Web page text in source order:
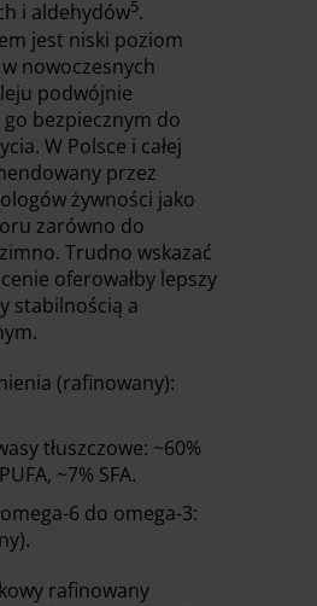
i aldehydów5.
jest niski poziom
nowoczesnych
podwójnie
bezpiecznym do
W Polsce i całej
przez
żywności jako
zarówno do
Trudno wskazać
oferowałby lepszy
stabilnością a
(rafinowany):
tłuszczowe: ~60%
~7% SFA.
6 do omega-3:
rafinowany